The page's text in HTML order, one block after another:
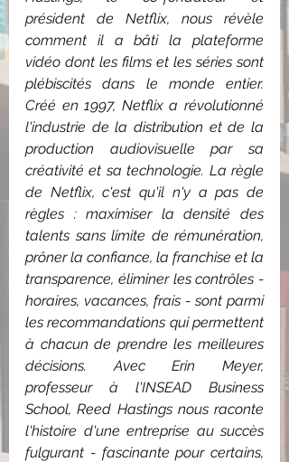
président de Netflix, nous révèle
comment il a bâti la plateforme
vidéo dont les films et les séries sont
plébiscités dans le monde entier.
Créé en 1997, Netflix a révolutionné
l'industrie de la distribution et de la
production audiovisuelle par sa
créativité et sa technologie. La règle
de Netflix, c'est qu'il n'y a pas de
règles : maximiser la densité des
talents sans limite de rémunération,
prôner la confiance, la franchise et la
transparence, éliminer les contrôles -
horaires, vacances, frais - sont parmi
les recommandations qui permettent
à chacun de prendre les meilleures
décisions. Avec Erin Meyer,
professeur à l'INSEAD Business
School, Reed Hastings nous raconte
l'histoire d'une entreprise au succès
fulgurant - fascinante pour certains,